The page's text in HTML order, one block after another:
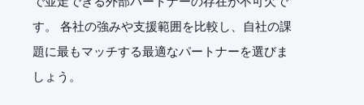
す。 各社の強みや支援範囲を比較し、自社の課
題に最もマッチする最適なパートナーを選びま
しょう。